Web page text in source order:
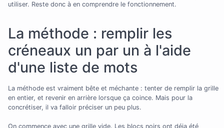
utiliser. Reste donc à en comprendre le fonctionnement.
La méthode : remplir les
créneaux un par un à l'aide
d'une liste de mots
La méthode est vraiment bête et méchante : tenter de remplir la grille
en entier, et revenir en arrière lorsque ça coince. Mais pour la
concrétiser, il va falloir préciser un peu plus.
On commence avec une grille vide. Les blocs noirs ont déja été